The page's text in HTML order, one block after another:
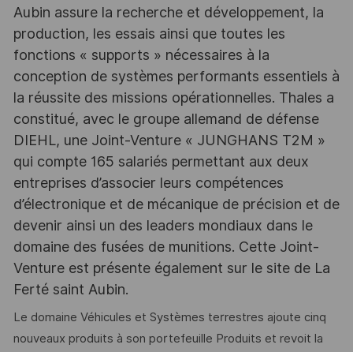
Aubin assure la recherche et développement, la
production, les essais ainsi que toutes les
fonctions « supports » nécessaires à la
conception de systèmes performants essentiels à
la réussite des missions opérationnelles. Thales a
constitué, avec le groupe allemand de défense
DIEHL, une Joint-Venture « JUNGHANS T2M »
qui compte 165 salariés permettant aux deux
entreprises d’associer leurs compétences
d’électronique et de mécanique de précision et de
devenir ainsi un des leaders mondiaux dans le
domaine des fusées de munitions. Cette Joint-
Venture est présente également sur le site de La
Ferté saint Aubin.
Le domaine Véhicules et Systèmes terrestres ajoute cinq
nouveaux produits à son portefeuille Produits et revoit la